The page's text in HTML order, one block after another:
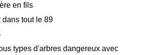
en fils
dans tout le 89
types d'arbres dangereux avec